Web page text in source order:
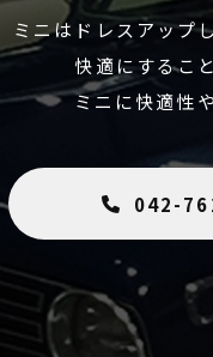
ミニはドレスアップ
快適にするこ
ミニに快適性
042-